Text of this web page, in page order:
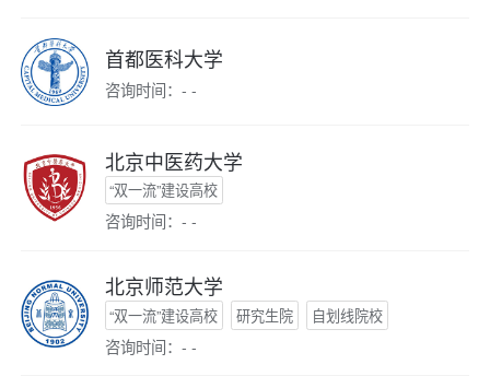
首都医科大学
咨询时间：- -
北京中医药大学
“双一流”建设高校
咨询时间：- -
北京师范大学
“双一流”建设高校 研究生院 自划线院校
咨询时间：- -